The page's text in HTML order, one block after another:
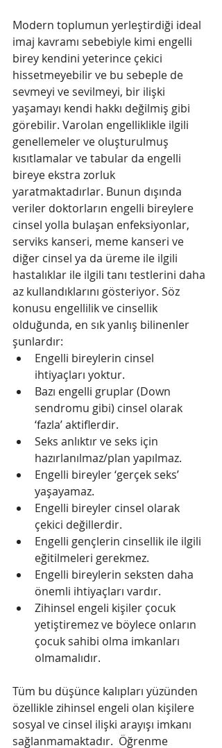
Modern toplumun yerleştirdiği ideal
imaj kavramı sebebiyle kimi engelli
birey kendini yeterince çekici
hissetmeyebilir ve bu sebeple de
sevmeyi ve sevilmeyi, bir ilişki
yaşamayı kendi hakkı değilmiş gibi
görebilir. Varolan engelliklikle ilgili
genellemeler ve oluşturulmuş
kısıtlamalar ve tabular da engelli
bireye ekstra zorluk
yaratmaktadırlar. Bunun dışında
veriler doktorların engelli bireylere
cinsel yolla bulaşan enfeksiyonlar,
serviks kanseri, meme kanseri ve
diğer cinsel ya da üreme ile ilgili
hastalıklar ile ilgili tanı testlerini daha
az kullandıklarını gösteriyor. Söz
konusu engellilik ve cinsellik
olduğunda, en sık yanlış bilinenler
şunlardır:
Engelli bireylerin cinsel
ihtiyaçları yoktur.
Bazı engelli gruplar (Down
sendromu gibi) cinsel olarak
‘fazla’ aktiflerdir.
Seks anlıktır ve seks için
hazırlanılmaz/plan yapılmaz.
Engelli bireyler ‘gerçek seks’
yaşayamaz.
Engelli bireyler cinsel olarak
çekici değillerdir.
Engelli gençlerin cinsellik ile ilgili
eğitilmeleri gerekmez.
Engelli bireylerin seksten daha
önemli ihtiyaçları vardır.
Zihinsel engeli kişiler çocuk
yetiştiremez ve böylece onların
çocuk sahibi olma imkanları
olmamalıdır.
Tüm bu düşünce kalıpları yüzünden
özellikle zihinsel engeli olan kişilere
sosyal ve cinsel ilişki arayışı imkanı
sağlanmamaktadır.  Öğrenme